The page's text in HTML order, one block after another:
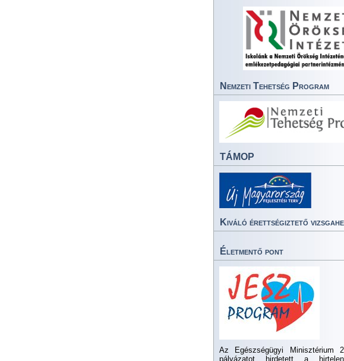
Nemzeti Tehetség Program
TÁMOP
Kiváló érettségiztető
Életmentő pont
Az Egészségügyi Minisztérium
pályázatot hirdetett a